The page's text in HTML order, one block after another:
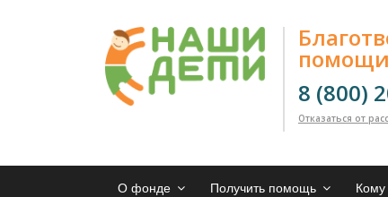
8 (800)
Отказаться от
О фонде Получить помощь